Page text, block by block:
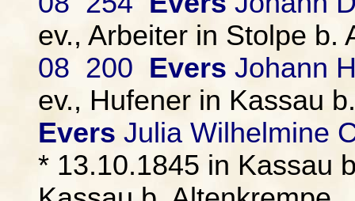
ev., Arbeiter in Stolpe b.
08 200 Evers Johann
ev., Hufener in Kassau
Evers Julia Wilhelmine
* 13.10.1845 in Kassau